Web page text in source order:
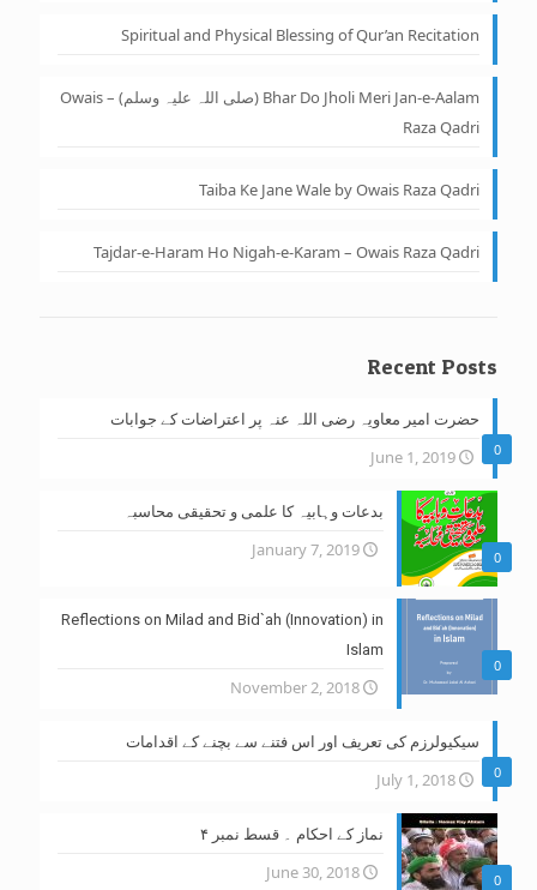
Spiritual and Physical Blessing of Qur’an Recitation
Bhar Do Jholi Meri Jan-e-Aalam (صلی اللہ علیہ وسلم) – Owais
Raza Qadri
Taiba Ke Jane Wale by Owais Raza Qadri
Tajdar-e-Haram Ho Nigah-e-Karam – Owais Raza Qadri
Recent Posts
0
حضرت امیر معاویہ رضی اللہ عنہ پر اعتراضات کے جوابات
June 1, 2019
0
بدعات وہابیہ کا علمی و تحقیقی محاسبہ
January 7, 2019
0
Reflections on Milad and Bid`ah (Innovation) in
Islam
November 2, 2018
0
سیکیولرزم کی تعریف اور اس فتنے سے بچنے کے اقدامات
July 1, 2018
0
نماز کے احکام ۔ قسط نمبر ۴
June 30, 2018